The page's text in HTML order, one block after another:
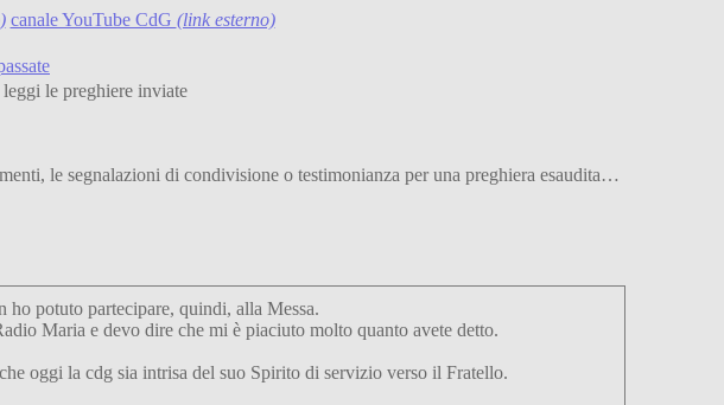
canale YouTube CdG (link esterno)
le preghiere inviate
le segnalazioni di condivisione o testimonianza per una preghiera esaudita…
potuto partecipare, quindi, alla Messa.
Maria e devo dire che mi è piaciuto molto quanto avete detto.
oggi la cdg sia intrisa del suo Spirito di servizio verso il Fratello.